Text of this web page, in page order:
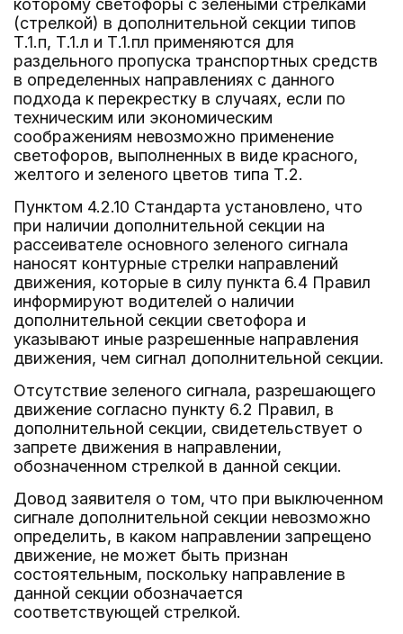
которому светофоры с зелеными стрелками
(стрелкой) в дополнительной секции типов
Т.1.п, Т.1.л и Т.1.пл применяются для
раздельного пропуска транспортных средств
в определенных направлениях с данного
подхода к перекрестку в случаях, если по
техническим или экономическим
соображениям невозможно применение
светофоров, выполненных в виде красного,
желтого и зеленого цветов типа Т.2.
Пунктом 4.2.10 Стандарта установлено, что
при наличии дополнительной секции на
рассеивателе основного зеленого сигнала
наносят контурные стрелки направлений
движения, которые в силу пункта 6.4 Правил
информируют водителей о наличии
дополнительной секции светофора и
указывают иные разрешенные направления
движения, чем сигнал дополнительной секции.
Отсутствие зеленого сигнала, разрешающего
движение согласно пункту 6.2 Правил, в
дополнительной секции, свидетельствует о
запрете движения в направлении,
обозначенном стрелкой в данной секции.
Довод заявителя о том, что при выключенном
сигнале дополнительной секции невозможно
определить, в каком направлении запрещено
движение, не может быть признан
состоятельным, поскольку направление в
данной секции обозначается
соответствующей стрелкой.